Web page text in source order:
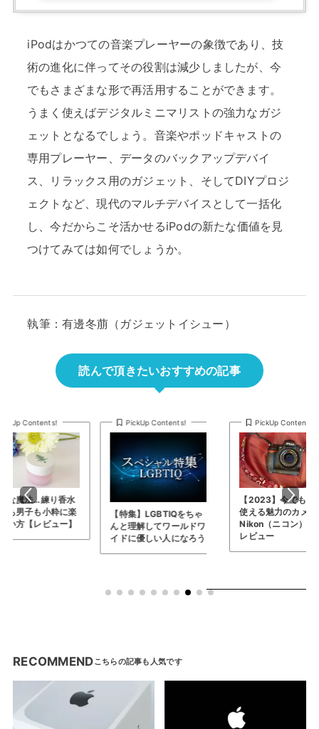
iPodはかつての音楽プレーヤーの象徴であり、技
術の進化に伴ってその役割は減少しましたが、今
でもさまざまな形で再活用することができます。
うまく使えばデジタルミニマリストの強力なガジ
ェットとなるでしょう。音楽やポッドキャストの
専用プレーヤー、データのバックアップデバイ
ス、リラックス用のガジェット、そしてDIYプロジ
ェクトなど、現代のマルチデバイスとして一括化
し、今だからこそ活かせるiPodの新たな価値を見
つけてみては如何でしょうか。
執筆：有邊冬萠（ガジェットイシュー）
読んで頂きたいおすすめの記事
】LGBTIQをちゃ
解してワールドワ
優しい人になろう
Contents!
【2023】今でも現役で
使える魅力のカメラ…
Nikon（ニコン） D3を
レビュー
PickUp Contents!
レビュー記事100本
記念！筆者の選ぶ
トガジェット
PickUp Contents!
RECOMMEND